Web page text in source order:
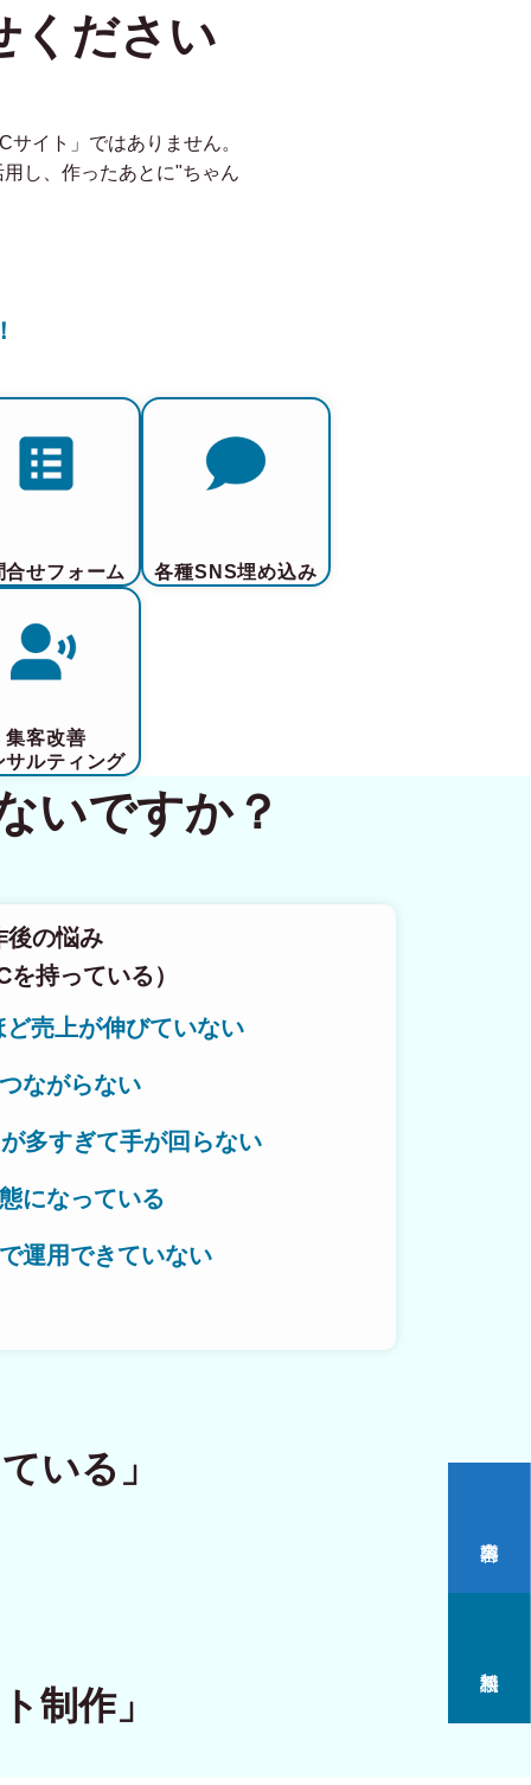
ください
イト」ではありません。
し、作ったあとに"ちゃん
合せフォーム 各種SNS埋め込み
集客改善
サルティング
いですか？
後の悩み
持っている）
ど売上が伸びていない
ながらない
多すぎて手が回らない
になっている
運用できていない
いる」
制作」